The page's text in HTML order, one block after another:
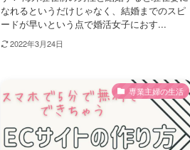
なれるというだけじゃなく、結婚までのスピ
ードが早いという点で婚活女子におす...
2022年3月24日
専業主婦の生活